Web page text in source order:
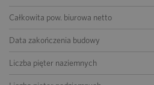
Całkowita pow. biurowa netto
Data zakończenia budowy
Liczba pięter naziemnych